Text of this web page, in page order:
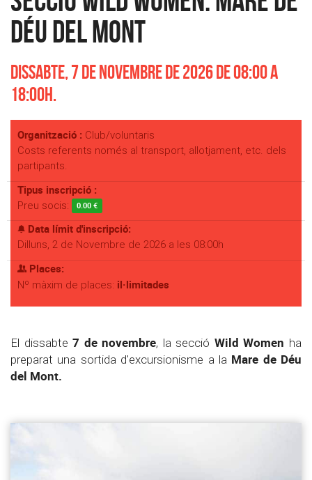
Déu del Mont
Dissabte, 7 de Novembre de 2026 de 08:00 a
18:00h.
Organització : Club/voluntaris
Costs referents només al transport, allotjament, etc. dels
partipants.
Tipus inscripció :
Preu socis: 0.00 €
Data límit d'inscripció:
Dilluns, 2 de Novembre de 2026 a les 08:00h
Places:
Nº màxim de places: il·limitades
El dissabte 7 de novembre, la secció Wild Women ha
preparat una sortida d'excursionisme a la Mare de Déu
del Mont.